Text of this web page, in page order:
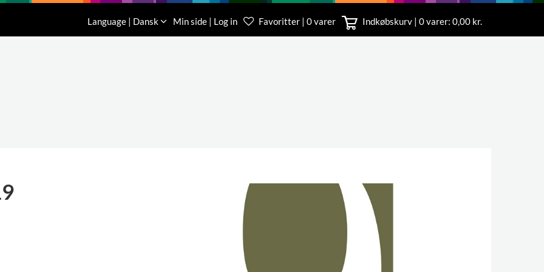
Language | Dansk Min side | Log in Favoritter | 0 varer Indkøbskurv | 0varer: 0,00 kr.
Kundeservice
76 78 26 11